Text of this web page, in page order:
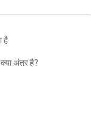
है
अंतर है?